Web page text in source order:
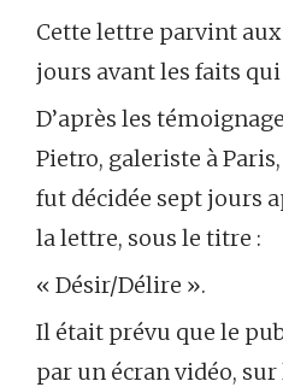
Cette lettre parvint
jours avant les faits
D’après les
Pietro, galeriste à
fut décidée sept jours
la lettre, sous le titre :
« Désir/Délire ».
Il était prévu que le
par un écran vidéo,